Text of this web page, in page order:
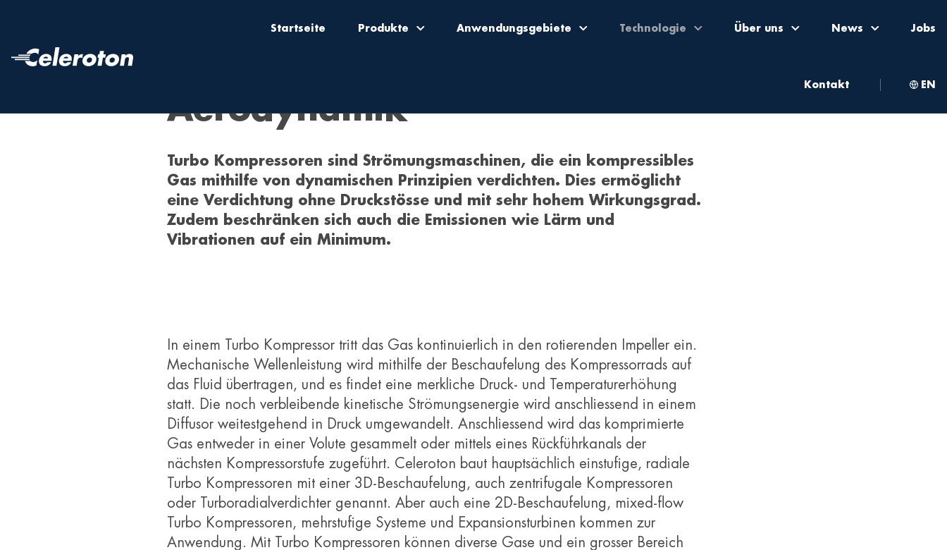
Startseite Produkte Anwendungsgebiete Technologie Über uns News Jobs
Kontakt EN
Aerodynamik
Turbo Kompressoren sind Strömungsmaschinen, die ein kompressibles
Gas mithilfe von dynamischen Prinzipien verdichten. Dies ermöglicht
eine Verdichtung ohne Druckstösse und mit sehr hohem Wirkungsgrad.
Zudem beschränken sich auch die Emissionen wie Lärm und
Vibrationen auf ein Minimum.
In einem Turbo Kompressor tritt das Gas kontinuierlich in den rotierenden Impeller ein.
Mechanische Wellenleistung wird mithilfe der Beschaufelung des Kompressorrads auf
das Fluid übertragen, und es findet eine merkliche Druck- und Temperaturerhöhung
statt. Die noch verbleibende kinetische Strömungsenergie wird anschliessend in einem
Diffusor weitestgehend in Druck umgewandelt. Anschliessend wird das komprimierte
Gas entweder in einer Volute gesammelt oder mittels eines Rückführkanals der
nächsten Kompressorstufe zugeführt. Celeroton baut hauptsächlich einstufige, radiale
Turbo Kompressoren mit einer 3D-Beschaufelung, auch zentrifugale Kompressoren
oder Turboradialverdichter genannt. Aber auch eine 2D-Beschaufelung, mixed-flow
Turbo Kompressoren, mehrstufige Systeme und Expansionsturbinen kommen zur
Anwendung. Mit Turbo Kompressoren können diverse Gase und ein grosser Bereich